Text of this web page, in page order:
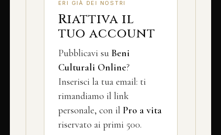
ERI GIÀ DEI NOSTRI
Riattiva il
tuo account
Pubblicavi su Beni
Culturali Online?
Inserisci la tua email: ti
rimandiamo il link
personale, con il Pro a vita
riservato ai primi 500.